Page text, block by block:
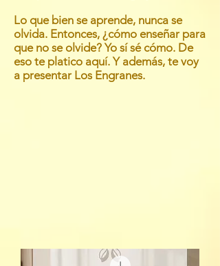
Lo que bien se aprende, nunca se
olvida. Entonces, ¿cómo enseñar para
que no se olvide? Yo sí sé cómo. De
eso te platico aquí. Y además, te voy
a presentar Los Engranes.